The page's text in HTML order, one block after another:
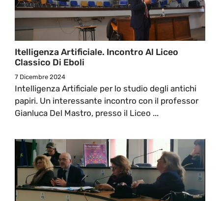
Itelligenza Artificiale. Incontro Al Liceo
Classico Di Eboli
7 Dicembre 2024
Intelligenza Artificiale per lo studio degli antichi
papiri. Un interessante incontro con il professor
Gianluca Del Mastro, presso il Liceo ...